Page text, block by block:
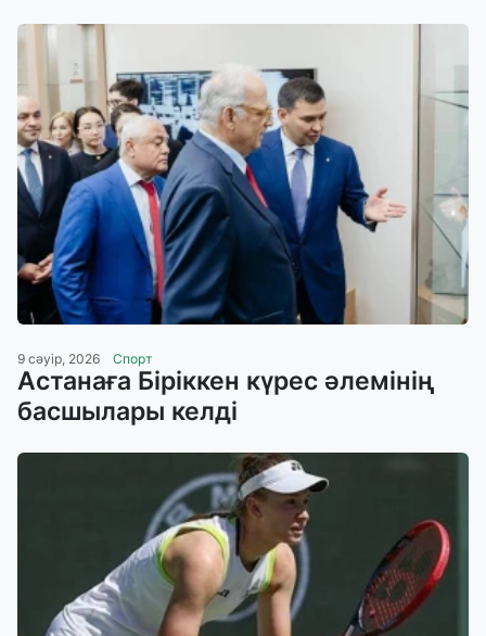
9 сәуір, 2026 Спорт
Астанаға Біріккен күрес әлемінің
басшылары келді